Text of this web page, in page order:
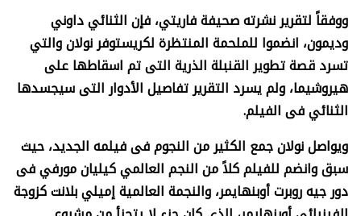
ووفقاً لتقرير نشرته صحيفة فاريتي، فإن الثنائي داوني
وديمون، انضموا للملحمة المنتظرة لكريستوفر نولان والتي
تسرد قصة تطوير القنبلة الذرية التى تم اسقاطها على
هيروشيما، ولم يسرد التقرير تفاصيل الأدوار التى سيجسدها
الثنائي فى الفيلم.
ويواصل نولان جمع الكثير من النجوم فى فيلمه الجديد، حيث
سبق وانضم للفيلم كلاً من النجم العالمي كيليان مورفي فى
دور جيه روبرت أوبنهايمر، والنجمة العالمية إميلي بلانت كزوجة